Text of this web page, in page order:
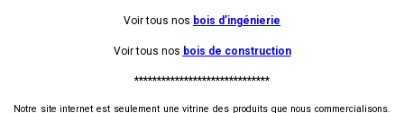
Voir tous nos bois d’ingénierie
Voir tous nos bois de construction
******************************
Notre site internet est seulement une vitrine des produits que nous commercialisons.